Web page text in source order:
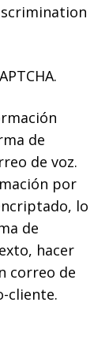
de
de voz.
por
lo
de
hacer
correo de
cliente.